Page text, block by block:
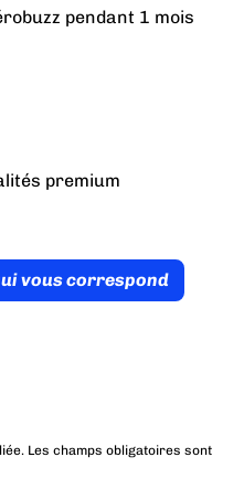
pendant 1 mois
premium
vous correspond
Les champs obligatoires sont